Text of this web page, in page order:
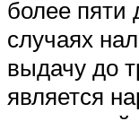
более пяти
случаях
выдачу до
является